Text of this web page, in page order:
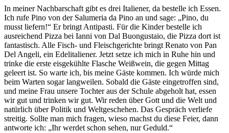
In meiner Nachbarschaft gibt es drei Italiener, da bestelle ich Essen.
Ich rufe Pino von der Salumeria da Pino an und sage: „Pino, du
musst liefern!“ Er bringt Antipasti. Für die Kinder bestelle ich
ausreichend Pizza bei Ianni von Dal Buongustaio, die Pizza dort ist
fantastisch. Alle Fisch- und Fleischgerichte bringt Renato von Pan
Del Angeli, ein Edelitaliener. Jetzt setze ich mich in Ruhe hin und
trinke die erste eisgekühlte Flasche Weißwein, die gegen Mittag
geleert ist. So warte ich, bis meine Gäste kommen. Ich würde mich
beim Warten sogar langweilen. Sobald die Gäste eingetroffen sind,
und meine Frau unsere Tochter aus der Schule abgeholt hat, essen
wir gut und trinken wir gut. Wir reden über Gott und die Welt und
natürlich über Politik und Weltgeschehen. Das Gespräch verliefe
streitig. Sollte man mich fragen, wieso machst du diese Feier, dann
antworte ich: „Ihr werdet schon sehen, nur Geduld.“